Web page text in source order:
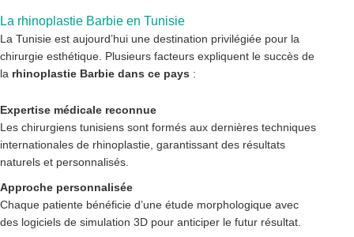
La rhinoplastie Barbie en Tunisie
La Tunisie est aujourd’hui une destination privilégiée pour la
chirurgie esthétique. Plusieurs facteurs expliquent le succès de
la rhinoplastie Barbie dans ce pays :
Expertise médicale reconnue
Les chirurgiens tunisiens sont formés aux dernières techniques
internationales de rhinoplastie, garantissant des résultats
naturels et personnalisés.
Approche personnalisée
Chaque patiente bénéficie d’une étude morphologique avec
des logiciels de simulation 3D pour anticiper le futur résultat.